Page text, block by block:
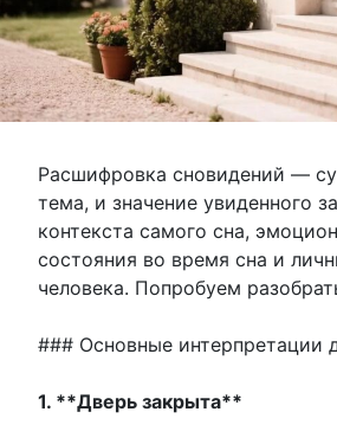
Расшифровка сновидений —
тема, и значение увиденного
контекста самого сна,
состояния во время сна и
человека. Попробуем
### Основные интерпретации
1. **Дверь закрыта**